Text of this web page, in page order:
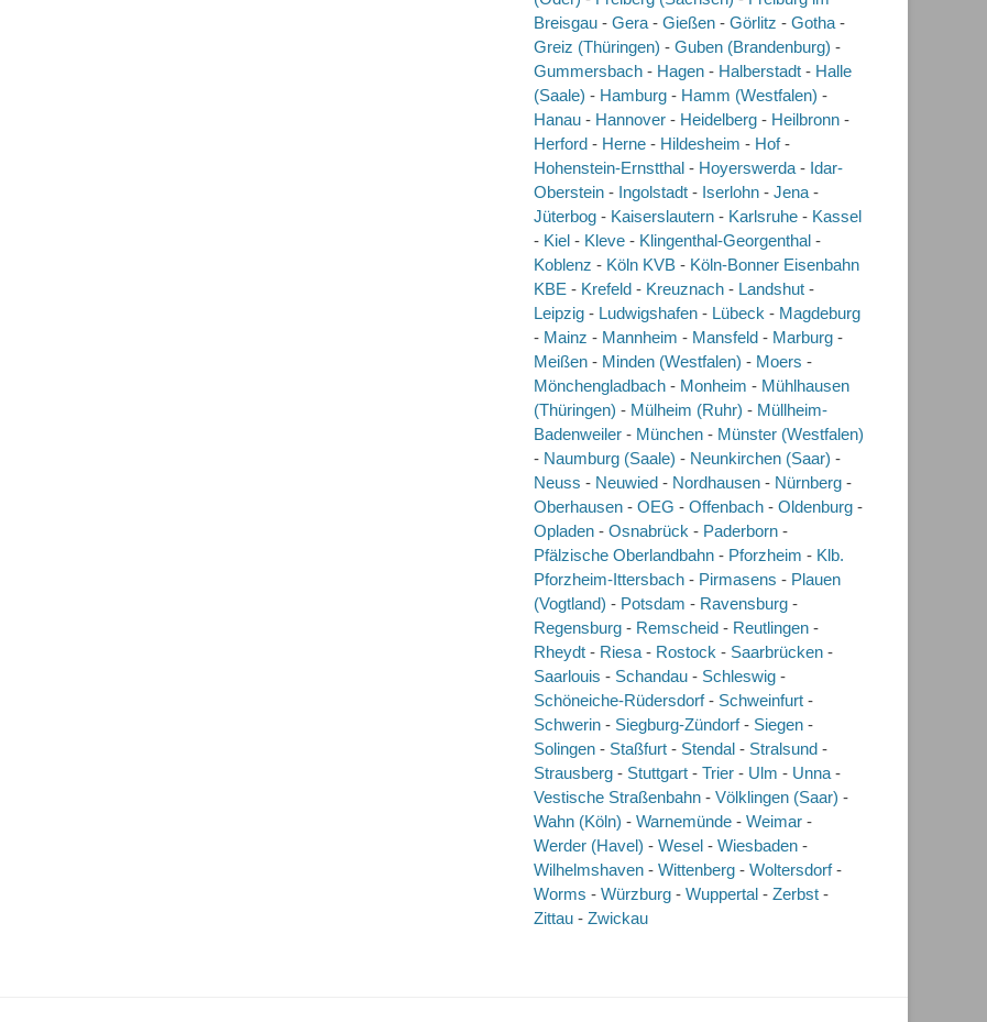
Breisgau - Gera - Gießen - Görlitz - Gotha -
Greiz (Thüringen) - Guben (Brandenburg) -
Gummersbach - Hagen - Halberstadt - Halle
(Saale) - Hamburg - Hamm (Westfalen) -
Hanau - Hannover - Heidelberg - Heilbronn -
Herford - Herne - Hildesheim - Hof-
Hohenstein-Ernstthal - Hoyerswerda - Idar-
Oberstein - Ingolstadt - Iserlohn - Jena -
Jüterbog - Kaiserslautern - Karlsruhe - Kassel
- Kiel - Kleve - Klingenthal-Georgenthal -
Koblenz - Köln KVB - Köln-Bonner Eisenbahn
KBE - Krefeld - Kreuznach - Landshut -
Leipzig - Ludwigshafen - Lübeck - Magdeburg
- Mainz - Mannheim - Mansfeld - Marburg -
Meißen - Minden (Westfalen) - Moers -
Mönchengladbach - Monheim - Mühlhausen
(Thüringen) - Mülheim (Ruhr) - Müllheim-
Badenweiler - München - Münster (Westfalen)
- Naumburg (Saale) - Neunkirchen (Saar) -
Neuss - Neuwied - Nordhausen - Nürnberg -
Oberhausen - OEG - Offenbach - Oldenburg -
Opladen - Osnabrück - Paderborn -
Pfälzische Oberlandbahn - Pforzheim - Klb.
Pforzheim-Ittersbach - Pirmasens - Plauen
(Vogtland) - Potsdam - Ravensburg -
Regensburg - Remscheid - Reutlingen -
Rheydt - Riesa - Rostock - Saarbrücken -
Saarlouis - Schandau - Schleswig -
Schöneiche-Rüdersdorf- Schweinfurt -
Schwerin - Siegburg-Zündorf- Siegen -
Solingen - Staßfurt - Stendal - Stralsund -
Strausberg - Stuttgart - Trier - Ulm - Unna -
Vestische Straßenbahn - Völklingen (Saar) -
Wahn (Köln) - Warnemünde - Weimar -
Werder (Havel) - Wesel - Wiesbaden -
Wilhelmshaven - Wittenberg - Woltersdorf-
Worms - Würzburg - Wuppertal - Zerbst -
Zittau - Zwickau